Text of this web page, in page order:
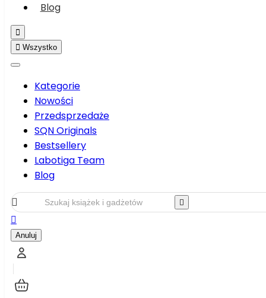
Blog

 Wszystko
Kategorie
Nowości
Przedsprzedaże
SQN Originals
Bestsellery
Labotiga Team
Blog
 

Anuluj